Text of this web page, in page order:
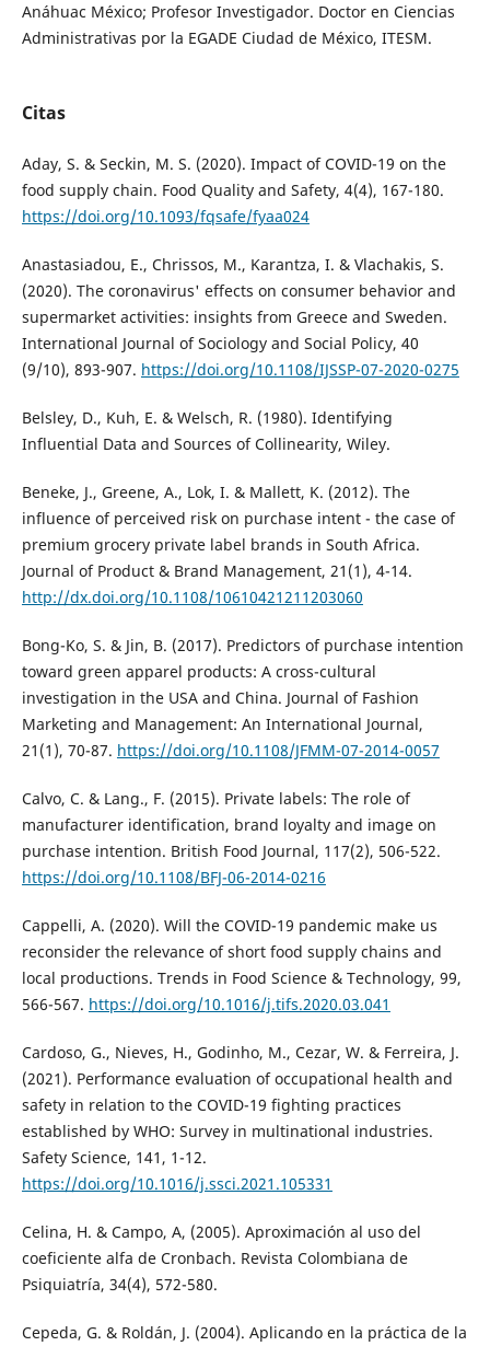
Anáhuac México; Profesor Investigador. Doctor en Ciencias
Administrativas por la EGADE Ciudad de México, ITESM.
Citas
Aday, S. & Seckin, M. S. (2020). Impact of COVID-19 on the
food supply chain. Food Quality and Safety, 4(4), 167-180.
https://doi.org/10.1093/fqsafe/fyaa024
Anastasiadou, E., Chrissos, M., Karantza, I. & Vlachakis, S.
(2020). The coronavirus' effects on consumer behavior and
supermarket activities: insights from Greece and Sweden.
International Journal of Sociology and Social Policy, 40
(9/10), 893-907. https://doi.org/10.1108/IJSSP-07-2020-0275
Belsley, D., Kuh, E. & Welsch, R. (1980). Identifying
Influential Data and Sources of Collinearity, Wiley.
Beneke, J., Greene, A., Lok, I. & Mallett, K. (2012). The
influence of perceived risk on purchase intent - the case of
premium grocery private label brands in South Africa.
Journal of Product & Brand Management, 21(1), 4-14.
http://dx.doi.org/10.1108/10610421211203060
Bong-Ko, S. & Jin, B. (2017). Predictors of purchase intention
toward green apparel products: A cross-cultural
investigation in the USA and China. Journal of Fashion
Marketing and Management: An International Journal,
21(1), 70-87. https://doi.org/10.1108/JFMM-07-2014-0057
Calvo, C. & Lang., F. (2015). Private labels: The role of
manufacturer identification, brand loyalty and image on
purchase intention. British Food Journal, 117(2), 506-522.
https://doi.org/10.1108/BFJ-06-2014-0216
Cappelli, A. (2020). Will the COVID-19 pandemic make us
reconsider the relevance of short food supply chains and
local productions. Trends in Food Science & Technology, 99,
566-567. https://doi.org/10.1016/j.tifs.2020.03.041
Cardoso, G., Nieves, H., Godinho, M., Cezar, W. & Ferreira, J.
(2021). Performance evaluation of occupational health and
safety in relation to the COVID-19 fighting practices
established by WHO: Survey in multinational industries.
Safety Science, 141, 1-12.
https://doi.org/10.1016/j.ssci.2021.105331
Celina, H. & Campo, A, (2005). Aproximación al uso del
coeficiente alfa de Cronbach. Revista Colombiana de
Psiquiatría, 34(4), 572-580.
Cepeda, G. & Roldán, J. (2004). Aplicando en la práctica de la